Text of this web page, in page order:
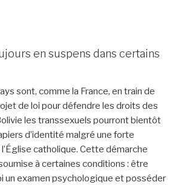
en suspens dans certains
sont, comme la France, en train de
de loi pour défendre les droits des
les transsexuels pourront bientôt
d’identité malgré une forte
catholique. Cette démarche
à certaines conditions : être
un examen psychologique et posséder